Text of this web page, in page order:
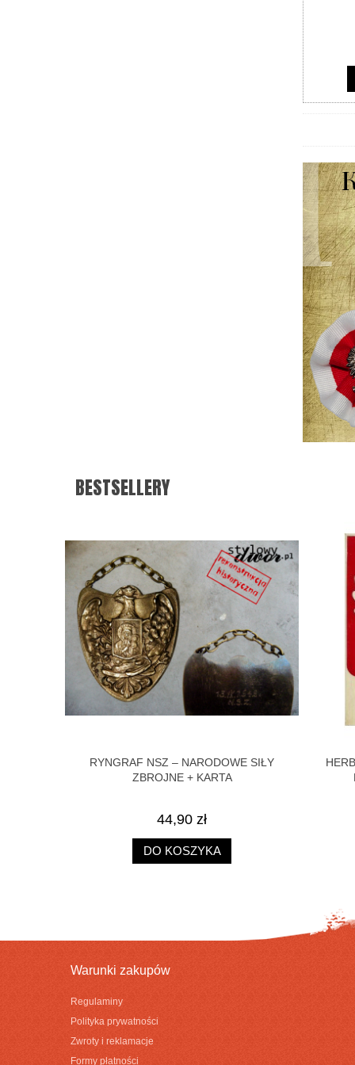
BESTSELLERY
RYNGRAF NSZ – NARODOWE SIŁY
ZBROJNE + KARTA
44,90 zł
DO KOSZYKA
Warunki zakupów
Regulaminy
Polityka prywatności
Zwroty i reklamacje
Formy płatności